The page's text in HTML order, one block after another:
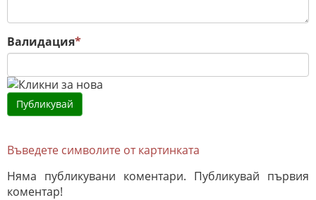
Валидация*
Въведете символите от картинката
Няма публикувани коментари. Публикувай първия
коментар!